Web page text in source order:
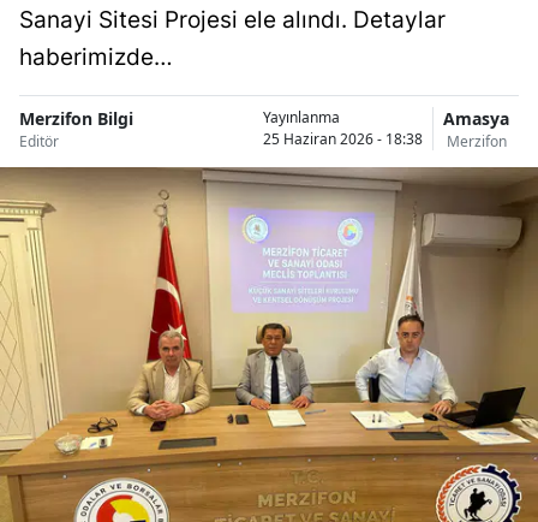
Sanayi Sitesi Projesi ele alındı. Detaylar
haberimizde…
Merzifon Bilgi
Editör
Yayınlanma
25 Haziran 2026 - 18:38
Amasya
Merzifon